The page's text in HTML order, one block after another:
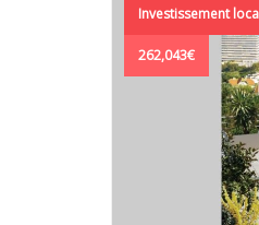
Investissement
262,043€